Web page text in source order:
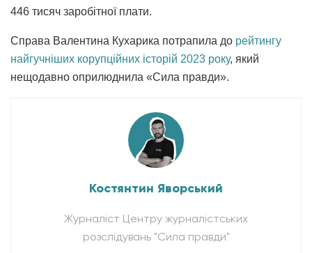
446 тисяч заробітної плати.
Справа Валентина Кухарика потрапила до рейтингу
найгучніших корупційних історій 2023 року, який
нещодавно оприлюднила «Сила правди».
Костянтин Яворський
Журналіст Центру журналістських
розслідувань "Сила правди"